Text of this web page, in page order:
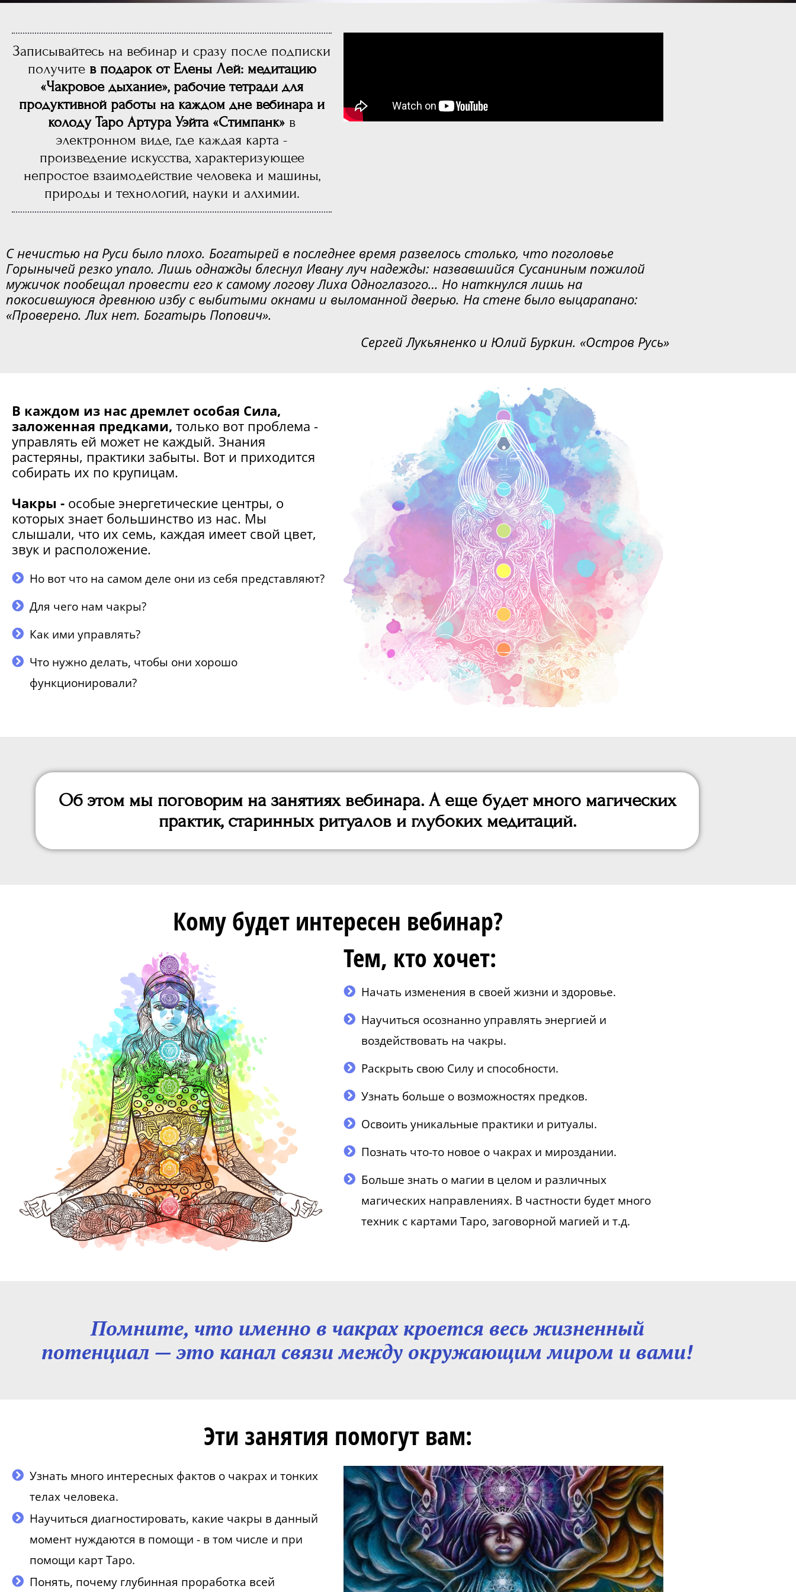
Записывайтесь на вебинар и сразу после подписки
получите в подарок от Елены Лей: медитацию
«Чакровое дыхание», рабочие тетради для
продуктивной работы на каждом дне вебинара и
колоду Таро Артура Уэйта «Стимпанк» в
электронном виде, где каждая карта -
произведение искусства, характеризующее
непростое взаимодействие человека и машины,
природы и технологий, науки и алхимии.
С нечистью на Руси было плохо. Богатырей в последнее время развелось столько, что поголовье
Горынычей резко упало. Лишь однажды блеснул Ивану луч надежды: назвавшийся Сусаниным пожилой
мужичок пообещал провести его к самому логову Лиха Одноглазого… Но наткнулся лишь на
покосившуюся древнюю избу с выбитыми окнами и выломанной дверью. На стене было выцарапано:
«Проверено. Лих нет. Богатырь Попович».
Сергей Лукьяненко и Юлий Буркин. «Остров Русь»
В каждом из нас дремлет особая Сила,
заложенная предками, только вот проблема -
управлять ей может не каждый. Знания
растеряны, практики забыты. Вот и приходится
собирать их по крупицам.
Чакры - особые энергетические центры, о
которых знает большинство из нас. Мы
слышали, что их семь, каждая имеет свой цвет,
звук и расположение.
Но вот что на самом деле они из себя представляют?
Для чего нам чакры?
Как ими управлять?
Что нужно делать, чтобы они хорошо
функционировали?
Об этом мы поговорим на занятиях вебинара. А еще будет много магических
практик, старинных ритуалов и глубоких медитаций.
Кому будет интересен вебинар?
Тем, кто хочет:
Начать изменения в своей жизни и здоровье.
Научиться осознанно управлять энергией и
воздействовать на чакры.
Раскрыть свою Силу и способности.
Узнать больше о возможностях предков.
Освоить уникальные практики и ритуалы.
Познать что-то новое о чакрах и мироздании.
Больше знать о магии в целом и различных
магических направлениях. В частности будет много
техник с картами Таро, заговорной магией и т.д.
Помните, что именно в чакрах кроется весь жизненный
потенциал — это канал связи между окружающим миром и вами!
Эти занятия помогут вам:
Узнать много интересных фактов о чакрах и тонких
телах человека.
Научиться диагностировать, какие чакры в данный
момент нуждаются в помощи - в том числе и при
помощи карт Таро.
Понять, почему глубинная проработка всей